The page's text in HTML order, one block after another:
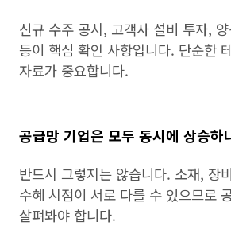
신규 수주 공시, 고객사 설비 투자,
등이 핵심 확인 사항입니다. 단순한
자료가 중요합니다.
공급망 기업은 모두 동시에 상승하
반드시 그렇지는 않습니다. 소재, 장
수혜 시점이 서로 다를 수 있으므로
살펴봐야 합니다.